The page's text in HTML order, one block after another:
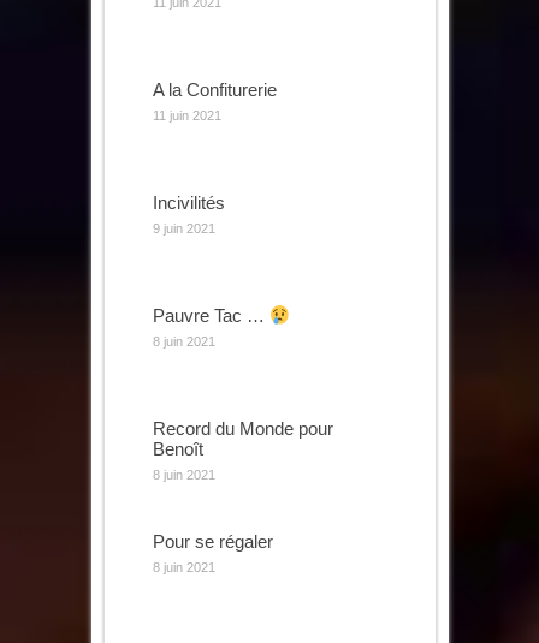
A la Confiturerie
11 juin 2021
Incivilités
9 juin 2021
Pauvre Tac …
8 juin 2021
Record du Monde pour
Benoît
8 juin 2021
Pour se régaler
8 juin 2021